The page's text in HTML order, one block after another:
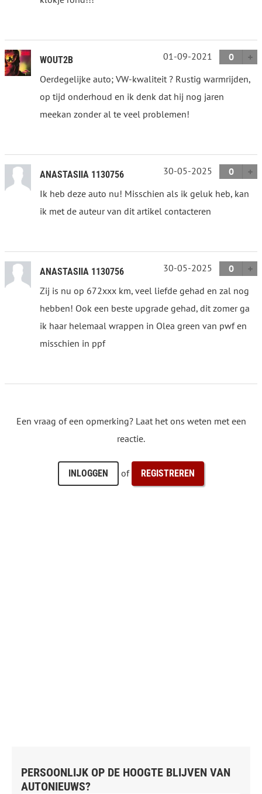
WOUT2B 01-09-2021
0
Oerdegelijke auto; VW-kwaliteit ? Rustig warmrijden,
op tijd onderhoud en ik denk dat hij nog jaren
meekan zonder al te veel problemen!
ANASTASIIA 1130756 30-05-2025
0
Ik heb deze auto nu! Misschien als ik geluk heb, kan
ik met de auteur van dit artikel contacteren
ANASTASIIA 1130756 30-05-2025
0
Zij is nu op 672xxx km, veel liefde gehad en zal nog
hebben! Ook een beste upgrade gehad, dit zomer ga
ik haar helemaal wrappen in Olea green van pwf en
misschien in ppf
Een vraag of een opmerking? Laat het ons weten met een
reactie.
INLOGGEN of REGISTREREN
PERSOONLIJK OP DE HOOGTE BLIJVEN VAN
AUTONIEUWS?